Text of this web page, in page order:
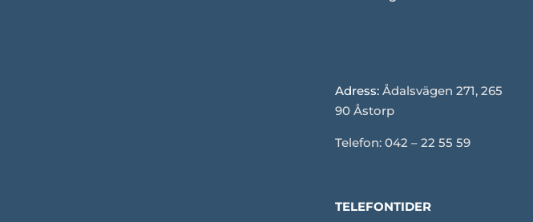
Adress: Ådalsvägen 271, 265
90 Åstorp
Telefon: 042 – 22 55 59
TELEFONTIDER